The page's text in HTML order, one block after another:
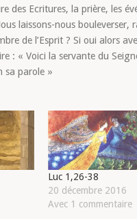
des Ecritures, la prière, les
laissons-nous bouleverser,
de l’Esprit ? Si oui alors
: « Voici la servante du
sa parole »
Luc 1,26-38
20 décembre 2016
Avec 1 commentaire